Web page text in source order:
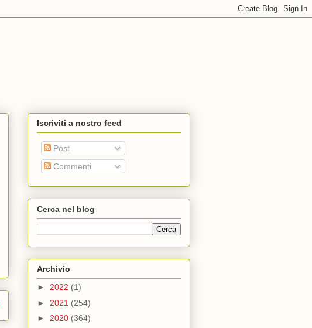
Iscriviti a nostro feed
Post
Commenti
Cerca nel blog
Archivio
► 2022 (1)
► 2021 (254)
► 2020 (364)